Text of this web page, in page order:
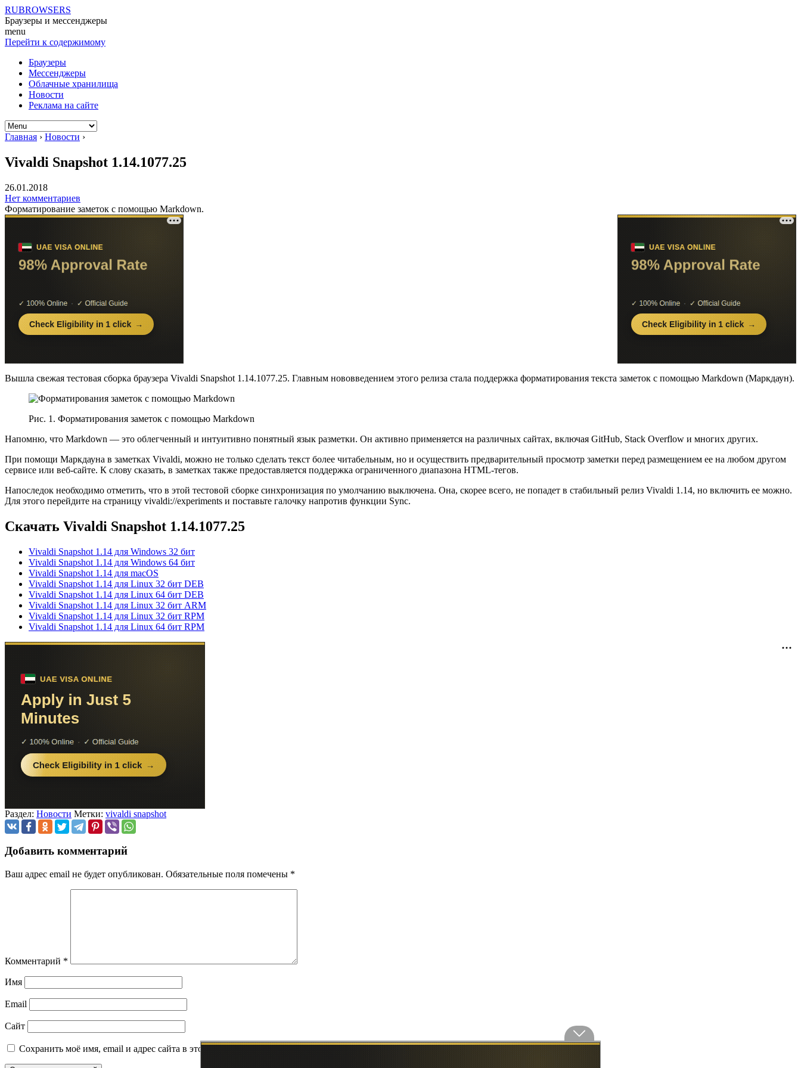
RUBROWSERS
Браузеры и мессенджеры
menu
Перейти к содержимому
Браузеры
Мессенджеры
Облачные хранилища
Новости
Реклама на сайте
Главная › Новости ›
Vivaldi Snapshot 1.14.1077.25
26.01.2018
Нет комментариев
Форматирование заметок с помощью Markdown.
Вышла свежая тестовая сборка браузера Vivaldi Snapshot 1.14.1077.25. Главным нововведением этого релиза стала поддержка форматирования текста заметок с помощью Markdown (Маркдаун).
Рис. 1. Форматирования заметок с помощью Markdown
Напомню, что Markdown — это облегченный и интуитивно понятный язык разметки. Он активно применяется на различных сайтах, включая GitHub, Stack Overflow и многих других.
При помощи Маркдауна в заметках Vivaldi, можно не только сделать текст более читабельным, но и осуществить предварительный просмотр заметки перед размещением ее на любом другом
сервисе или веб-сайте. К слову сказать, в заметках также предоставляется поддержка ограниченного диапазона HTML-тегов.
Напоследок необходимо отметить, что в этой тестовой сборке синхронизация по умолчанию выключена. Она, скорее всего, не попадет в стабильный релиз Vivaldi 1.14, но включить ее можно.
Для этого перейдите на страницу vivaldi://experiments и поставьте галочку напротив функции Sync.
Скачать Vivaldi Snapshot 1.14.1077.25
Vivaldi Snapshot 1.14 для Windows 32 бит
Vivaldi Snapshot 1.14 для Windows 64 бит
Vivaldi Snapshot 1.14 для macOS
Vivaldi Snapshot 1.14 для Linux 32 бит DEB
Vivaldi Snapshot 1.14 для Linux 64 бит DEB
Vivaldi Snapshot 1.14 для Linux 32 бит ARM
Vivaldi Snapshot 1.14 для Linux 32 бит RPM
Vivaldi Snapshot 1.14 для Linux 64 бит RPM
Раздел: Новости Метки: vivaldi snapshot
Добавить комментарий
Ваш адрес email не будет опубликован. Обязательные поля помечены *
Комментарий *
Имя
Email
Сайт
Сохранить моё имя, email и адрес сайта в этом браузере для последующих моих комментариев.